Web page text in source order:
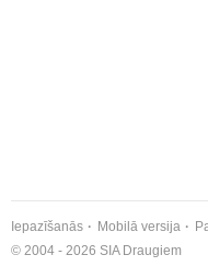
Iepazīšanās Mobilā versija
© 2004 - 2026 SIA Draugiem